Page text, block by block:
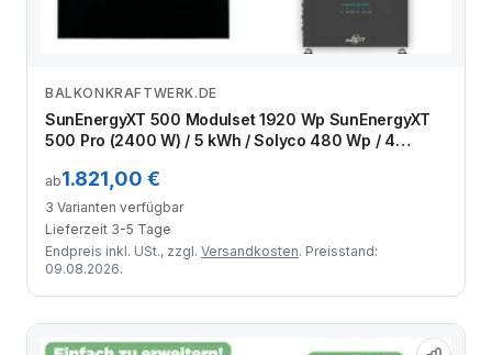
Zum Angebot
BALKONKRAFTWERK.DE
SunEnergyXT 500 Modulset 1920 Wp SunEnergyXT
500 Pro (2400 W) / 5 kWh / Solyco 480 Wp / 4
ab1.821,00 €
3 Varianten verfügbar
Lieferzeit 3-5 Tage
Endpreis inkl. USt., zzgl. Versandkosten. Preisstand:
09.08.2026.